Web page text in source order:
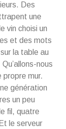
Des
une
vin choisi un
et des mots
la table au
nous
propre mur.
génération
un peu
fil, quatre
le serveur